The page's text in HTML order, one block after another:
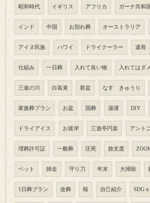
昭和時代 イギリス アフリカ ガーナ共和国
インド 中国 お別れ葬 オーストラリア
アイヌ民族 ハワイ ドライクーラー 遺骨
仕組み 一日葬 入れて良い物 入れてはダ
三途の川 白装束 新盆 なす きゅうり
家族葬プラン お盆 国葬 湯灌 DIY
ドライアイス お彼岸 三遊亭円楽 アント
埋葬許可証 一般葬 圧死 旅支度
ペット 師走 守り刀 年末 大掃除
1日葬プラン 改葬 桜 自己紹介 SDGｓ